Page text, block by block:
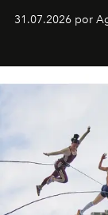
miniobras. Sus
31.07.2026 por